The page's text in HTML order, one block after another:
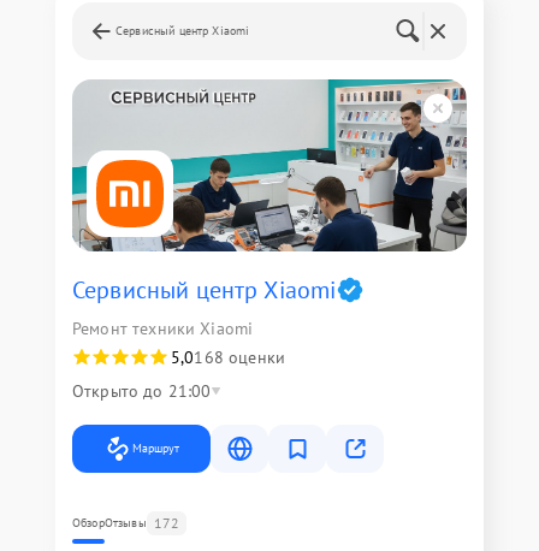
Сервисный центр Xiaomi
Сервисный центр Xiaomi
Ремонт техники Xiaomi
5,0168 оценки
Открыто до 21:00
Маршрут
ОбзорОтзывы 172